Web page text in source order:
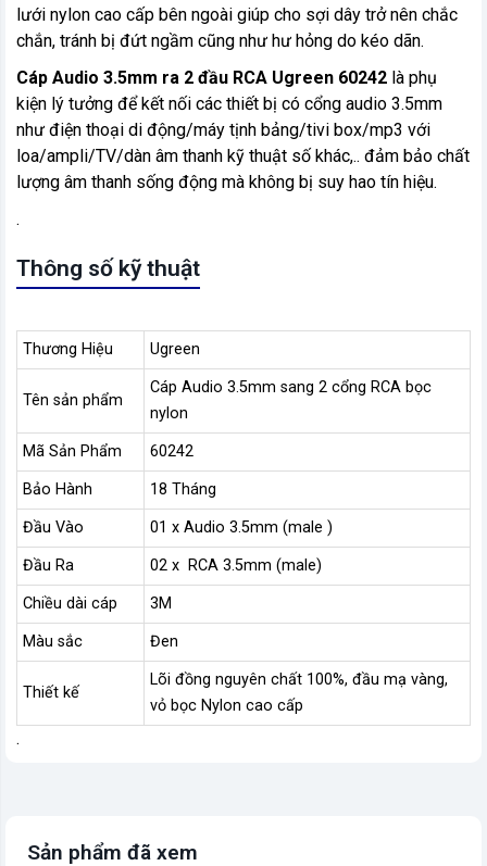
lưới nylon cao cấp bên ngoài giúp cho sợi dây trở nên chắc
chắn, tránh bị đứt ngầm cũng như hư hỏng do kéo dãn.
Cáp Audio 3.5mm ra 2 đầu RCA Ugreen 60242 là phụ
kiện lý tưởng để kết nối các thiết bị có cổng audio 3.5mm
như điện thoại di động/máy tịnh bảng/tivi box/mp3 với
loa/ampli/TV/dàn âm thanh kỹ thuật số khác,.. đảm bảo chất
lượng âm thanh sống động mà không bị suy hao tín hiệu.
.
Thông số kỹ thuật
Thương Hiệu Ugreen
Tên sản phẩm
Cáp Audio 3.5mm sang 2 cổng RCA bọc
nylon
Mã Sản Phẩm 60242
Bảo Hành 18 Tháng
Đầu Vào 01 x Audio 3.5mm (male )
Đầu Ra 02 x RCA 3.5mm (male)
Chiều dài cáp 3M
Màu sắc Đen
Thiết kế
Lõi đồng nguyên chất 100%, đầu mạ vàng,
vỏ bọc Nylon cao cấp
.
Sản phẩm đã xem